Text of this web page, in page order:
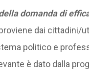
domanda di
dai cittadini/
politico e
è dato dalla